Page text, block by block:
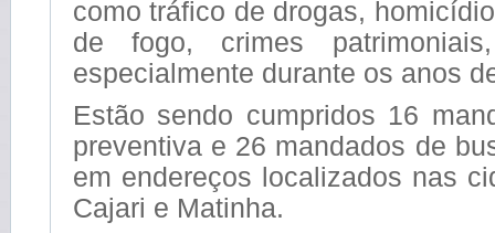
como tráfico de drogas,
de fogo, crimes
especialmente durante os anos
Estão sendo cumpridos 16
preventiva e 26 mandados de
em endereços localizados nas
Cajari e Matinha.